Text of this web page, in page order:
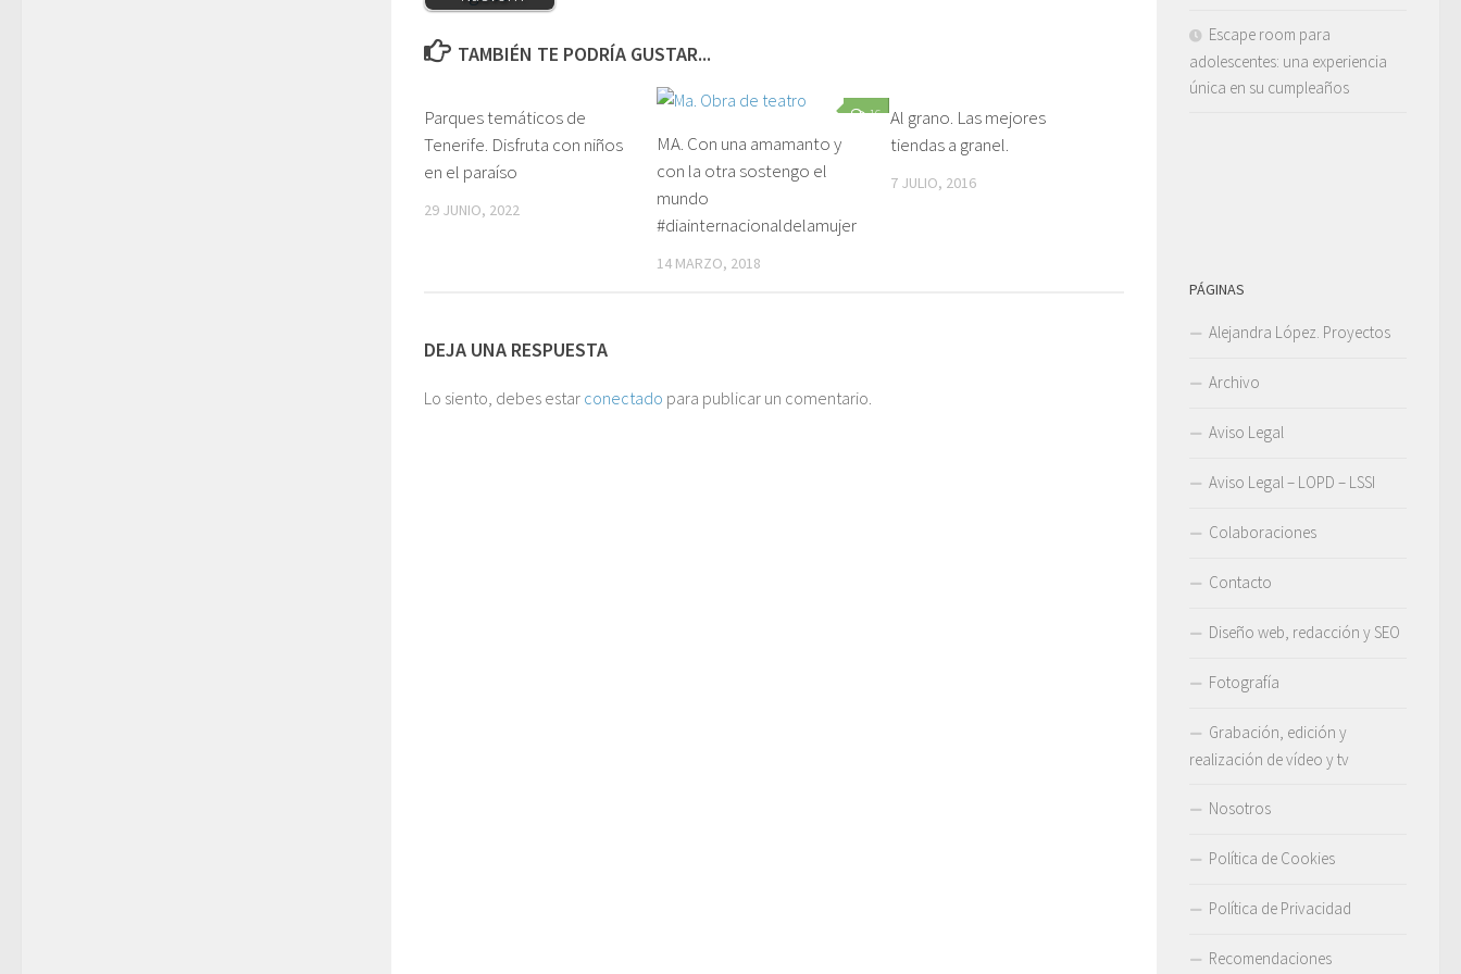
TAMBIÉN TE PODRÍA GUSTAR...
Parques temáticos de
Tenerife. Disfruta con niños
en el paraíso
29 JUNIO, 2022
16
MA. Con una amamanto y
con la otra sostengo el
mundo
#diainternacionaldelamujer
14 MARZO, 2018
Al grano. Las mejores
tiendas a granel.
7 JULIO, 2016
DEJA UNA RESPUESTA
Lo siento, debes estar conectado para publicar un comentario.
Escape room para
adolescentes: una experiencia
única en su cumpleaños
PÁGINAS
Alejandra López. Proyectos
Archivo
Aviso Legal
Aviso Legal – LOPD – LSSI
Colaboraciones
Contacto
Diseño web, redacción y SEO
Fotografía
Grabación, edición y
realización de vídeo y tv
Nosotros
Política de Cookies
Política de Privacidad
Recomendaciones